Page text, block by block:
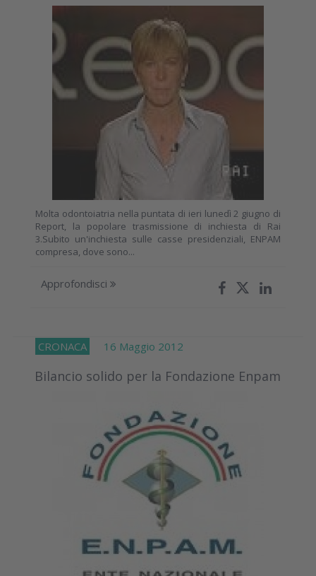
Molta odontoiatria nella puntata di ieri lunedì 2 giugno di
Report, la popolare trasmissione di inchiesta di Rai
3.Subito un'inchiesta sulle casse presidenziali, ENPAM
compresa, dove sono...
Approfondisci
CRONACA 16 Maggio 2012
Bilancio solido per la Fondazione Enpam